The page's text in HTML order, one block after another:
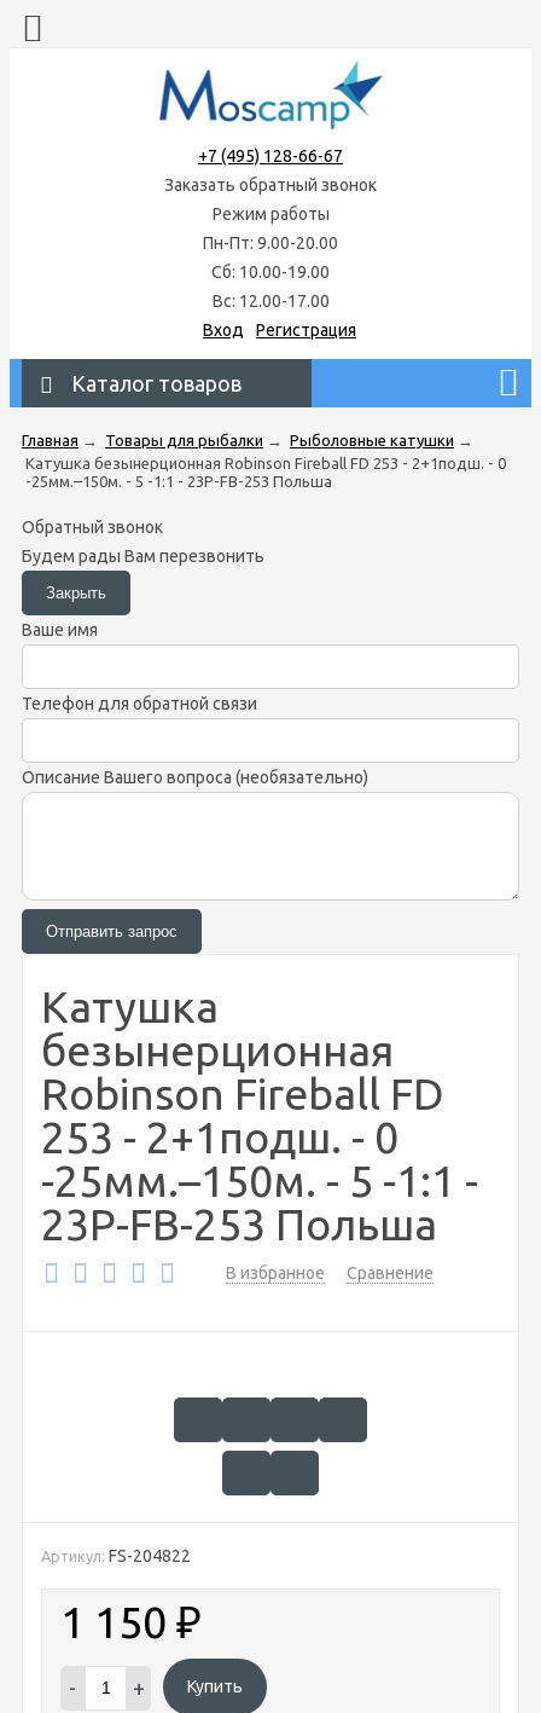
+7 (495) 128-66-67
Заказать обратный звонок
Режим работы
Пн-Пт: 9.00-20.00
Сб: 10.00-19.00
Вс: 12.00-17.00
Вход
Регистрация
Каталог товаров
Главная → Товары для рыбалки → Рыболовные катушки →
Катушка безынерционная Robinson Fireball FD 253 - 2+1подш. - 0
-25мм.–150м. - 5 -1:1 - 23P-FB-253 Польша
Обратный звонок
Будем рады Вам перезвонить
Ваше имя
Телефон для обратной связи
Описание Вашего вопроса (необязательно)
Катушка
безынерционная
Robinson Fireball FD
253 - 2+1подш. - 0
-25мм.–150м. - 5 -1:1 -
23P-FB-253 Польша
В избранное Сравнение
Артикул: FS-204822
1 150 ₽
- + Купить